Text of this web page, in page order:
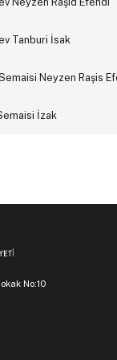
Tanburi İsak
Neyzen Raşis
İzak
No:10